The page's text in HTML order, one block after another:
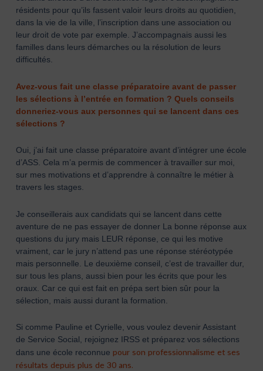
résidents pour qu’ils fassent valoir leurs droits au quotidien,
dans la vie de la ville, l’inscription dans une association ou
leur droit de vote par exemple. J’accompagnais aussi les
familles dans leurs démarches ou la résolution de leurs
difficultés.
Avez-vous fait une classe préparatoire avant de passer
les sélections à l’entrée en formation ? Quels conseils
donneriez-vous aux personnes qui se lancent dans ces
sélections ?
Oui, j’ai fait une classe préparatoire avant d’intégrer une école
d’ASS. Cela m’a permis de commencer à travailler sur moi,
sur mes motivations et d’apprendre à connaître le métier à
travers les stages.
Je conseillerais aux candidats qui se lancent dans cette
aventure de ne pas essayer de donner La bonne réponse aux
questions du jury mais LEUR réponse, ce qui les motive
vraiment, car le jury n’attend pas une réponse stéréotypée
mais personnelle. Le deuxième conseil, c’est de travailler dur,
sur tous les plans, aussi bien pour les écrits que pour les
oraux. Car ce qui est fait en prépa sert bien sûr pour la
sélection, mais aussi durant la formation.
Si comme Pauline et Cyrielle, vous voulez devenir Assistant
de Service Social, rejoignez IRSS et préparez vos sélections
dans une école reconnue pour son professionnalisme et ses
résultats depuis plus de 30 ans.